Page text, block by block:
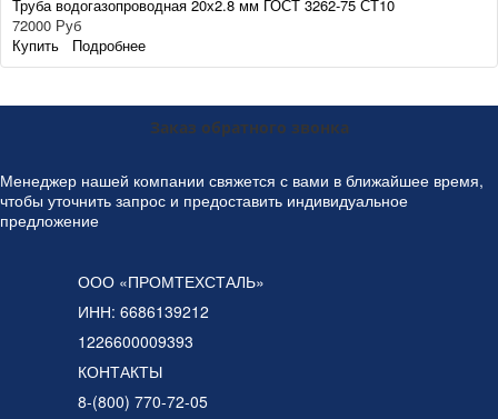
Труба водогазопроводная 20х2.8 мм ГОСТ 3262-75 СТ10
72000 Руб
Купить
Подробнее
Заказ обратного звонка
Менеджер нашей компании свяжется с вами в ближайшее время,
чтобы уточнить запрос и предоставить индивидуальное
предложение
ООО «ПРОМТЕХСТАЛЬ»
ИНН: 6686139212
1226600009393
КОНТАКТЫ
8-(800) 770-72-05